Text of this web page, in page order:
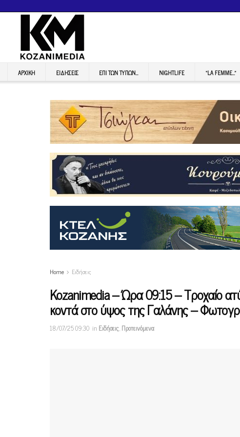
ΑΡΧΙΚΉ ΕΙΔΉΣΕΙΣ ΕΠI ΤΩΝ ΤΥΠΩΝ… NIGHTLIFE “LA FEMME…”
Home Ειδήσεις
Kozanimedia – Ώρα 09:15 – Τροχαίο
κοντά στο ύψος της Γαλάνης –
18/07/25 09:30 in Ειδήσεις,Προτεινόμενα